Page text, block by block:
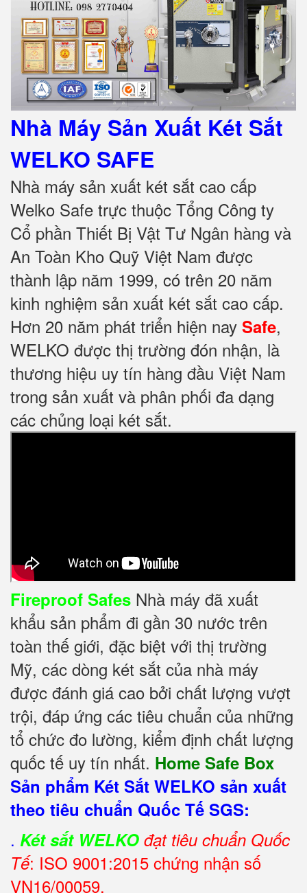
Nhà Máy Sản Xuất Két Sắt
WELKO SAFE
Nhà máy sản xuất két sắt cao cấp
Welko Safe trực thuộc Tổng Công ty
Cổ phần Thiết Bị Vật Tư Ngân hàng và
An Toàn Kho Quỹ Việt Nam được
thành lập năm 1999, có trên 20 năm
kinh nghiệm sản xuất két sắt cao cấp.
Hơn 20 năm phát triển hiện nay Safe,
WELKO được thị trường đón nhận, là
thương hiệu uy tín hàng đầu Việt Nam
trong sản xuất và phân phối đa dạng
các chủng loại két sắt.
Fireproof Safes Nhà máy đã xuất
khẩu sản phẩm đi gần 30 nước trên
toàn thế giới, đặc biệt với thị trường
Mỹ, các dòng két sắt của nhà máy
được đánh giá cao bởi chất lượng vượt
trội, đáp ứng các tiêu chuẩn của những
tổ chức đo lường, kiểm định chất lượng
quốc tế uy tín nhất. Home Safe Box
Sản phẩm Két Sắt WELKO sản xuất
theo tiêu chuẩn Quốc Tế SGS:
. Két sắt WELKO đạt tiêu chuẩn Quốc
Tế: ISO 9001:2015 chứng nhận số
VN16/00059.